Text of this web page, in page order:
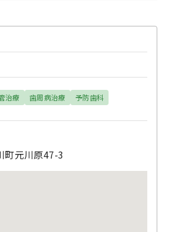
治療 歯周病治療
予防歯科
町元川原47-3